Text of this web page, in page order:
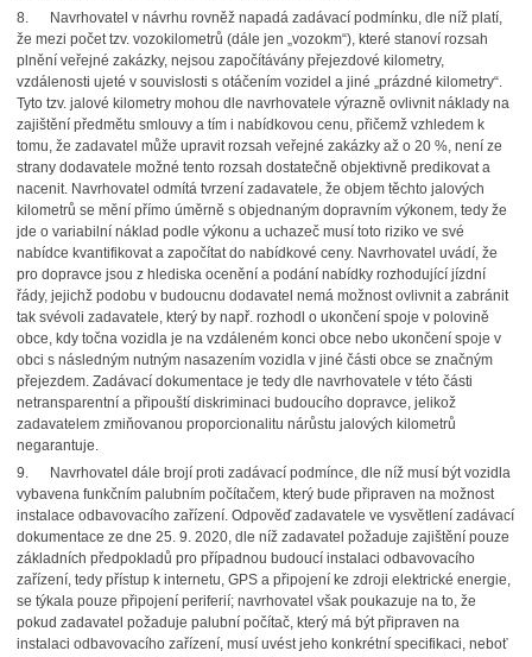
8.
Navrhovatel v návrhu rovněž napadá zadávací podmínku, dle níž platí,
že mezi počet tzv. vozokilometrů (dále jen „vozokm“), které stanoví rozsah
plnění veřejné zakázky, nejsou započítávány přejezdové kilometry,
vzdálenosti ujeté v souvislosti s otáčením vozidel a jiné „prázdné kilometry“.
Tyto tzv. jalové kilometry mohou dle navrhovatele výrazně ovlivnit náklady na
zajištění předmětu smlouvy a tím i nabídkovou cenu, přičemž vzhledem k
tomu, že zadavatel může upravit rozsah veřejné zakázky až o 20 %, není ze
strany dodavatele možné tento rozsah dostatečně objektivně predikovat a
nacenit. Navrhovatel odmítá tvrzení zadavatele, že objem těchto jalových
kilometrů se mění přímo úměrně s objednaným dopravním výkonem, tedy že
jde o variabilní náklad podle výkonu a uchazeč musí toto riziko ve své
nabídce kvantifikovat a započítat do nabídkové ceny. Navrhovatel uvádí, že
pro dopravce jsou z hlediska ocenění a podání nabídky rozhodující jízdní
řády, jejichž podobu v budoucnu dodavatel nemá možnost ovlivnit a zabránit
tak svévoli zadavatele, který by např. rozhodl o ukončení spoje v polovině
obce, kdy točna vozidla je na vzdáleném konci obce nebo ukončení spoje v
obci s následným nutným nasazením vozidla v jiné části obce se značným
přejezdem. Zadávací dokumentace je tedy dle navrhovatele v této části
netransparentní a připouští diskriminaci budoucího dopravce, jelikož
zadavatelem zmiňovanou proporcionalitu nárůstu jalových kilometrů
negarantuje.
9.
Navrhovatel dále brojí proti zadávací podmínce, dle níž musí být vozidla
vybavena funkčním palubním počítačem, který bude připraven na možnost
instalace odbavovacího zařízení. Odpověď zadavatele ve vysvětlení zadávací
dokumentace ze dne 25. 9. 2020, dle níž zadavatel požaduje zajištění pouze
základních předpokladů pro případnou budoucí instalaci odbavovacího
zařízení, tedy přístup k internetu, GPS a připojení ke zdroji elektrické energie,
se týkala pouze připojení periferií; navrhovatel však poukazuje na to, že
pokud zadavatel požaduje palubní počítač, který má být připraven na
instalaci odbavovacího zařízení, musí uvést jeho konkrétní specifikaci, neboť